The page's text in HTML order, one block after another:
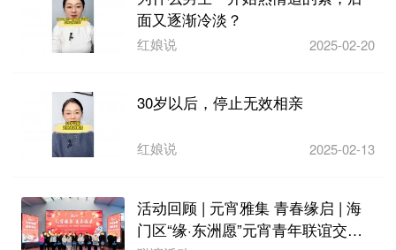
面又逐渐冷淡？
红娘说 2025-02-20
30岁以后，停止无效相亲
红娘说 2025-02-13
活动回顾 | 元宵雅集 青春缘启 | 海
门区“缘·东洲愿”元宵青年联谊交友